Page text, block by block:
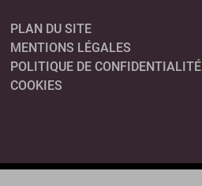
PLAN DU SITE
MENTIONS LÉGALES
POLITIQUE DE CONFIDENTIALITÉ
COOKIES